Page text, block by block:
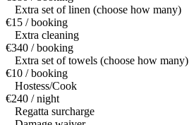
Extra set of linen (choose how many)
€15 / booking
Extra cleaning
€340 / booking
Extra set of towels (choose how many)
€10 / booking
Hostess/Cook
€240 / night
Regatta surcharge